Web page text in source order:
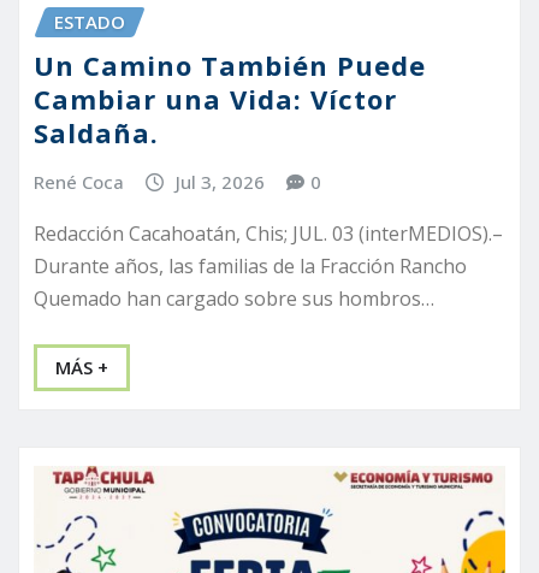
ESTADO
Un Camino También Puede
Cambiar una Vida: Víctor
Saldaña.
René Coca Jul 3, 2026 0
Redacción Cacahoatán, Chis; JUL. 03 (interMEDIOS).–
Durante años, las familias de la Fracción Rancho
Quemado han cargado sobre sus hombros…
MÁS +